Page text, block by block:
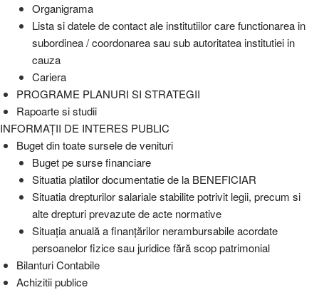
Organigrama
Lista si datele de contact ale institutiilor care functionarea in
subordinea / coordonarea sau sub autoritatea institutiei in
cauza
Cariera
PROGRAME PLANURI SI STRATEGII
Rapoarte si studii
INFORMAȚII DE INTERES PUBLIC
Buget din toate sursele de venituri
Buget pe surse financiare
Situatia platilor documentatie de la BENEFICIAR
Situatia drepturilor salariale stabilite potrivit legii, precum si
alte drepturi prevazute de acte normative
Situaţia anuală a finanţărilor nerambursabile acordate
persoanelor fizice sau juridice fără scop patrimonial
Bilanturi Contabile
Achizitii publice